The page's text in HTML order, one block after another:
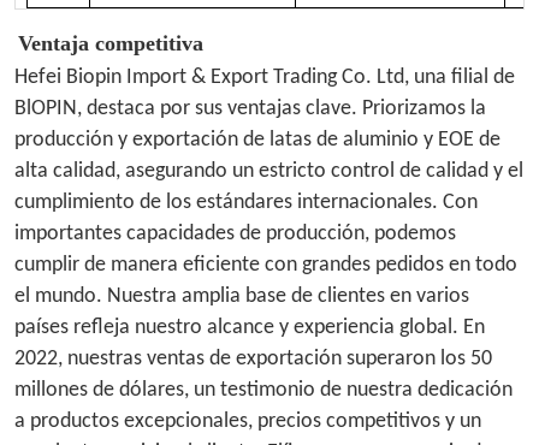
Ventaja competitiva
Hefei Biopin Import & Export Trading Co. Ltd, una filial de
BlOPIN, destaca por sus ventajas clave. Priorizamos la
producción y exportación de latas de aluminio y EOE de
alta calidad, asegurando un estricto control de calidad y el
cumplimiento de los estándares internacionales. Con
importantes capacidades de producción, podemos
cumplir de manera eficiente con grandes pedidos en todo
el mundo. Nuestra amplia base de clientes en varios
países refleja nuestro alcance y experiencia global. En
2022, nuestras ventas de exportación superaron los 50
millones de dólares, un testimonio de nuestra dedicación
a productos excepcionales, precios competitivos y un